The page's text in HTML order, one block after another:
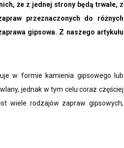
że z jednej strony będą trwałe, z
przeznaczonych do różnych
gipsowa. Z naszego artykułu
w formie kamienia gipsowego lub
jednak w tym celu coraz częściej
wiele rodzajów zapraw gipsowych,